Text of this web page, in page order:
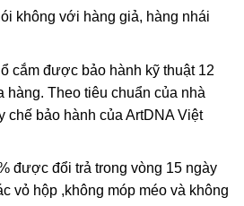
không với hàng giả, hàng nhái
cắm được bảo hành kỹ thuật 12
hàng. Theo tiêu chuẩn của nhà
chế bảo hành của ArtDNA Việt
được đổi trả trong vòng 15 ngày
vỏ hộp ,không móp méo và không